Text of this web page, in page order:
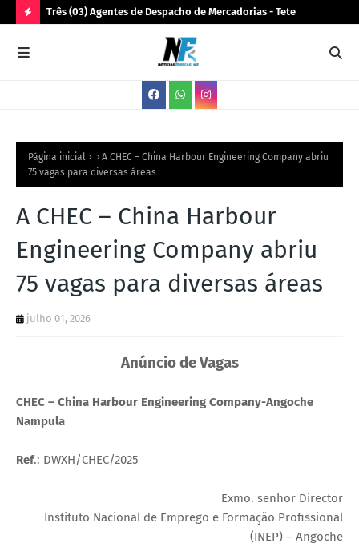
O
V
S
Três (03) Agentes de Despacho de Mercadorias - Tete
Página inicial
A CHEC – China Harbour Engineering Company abriu
75 vagas para diversas áreas
A CHEC – China Harbour
Engineering Company abriu
75 vagas para diversas áreas
julho 01, 2026
Anúncio de Vagas
‎CHEC – China Harbour Engineering Company-Angoche
Nampula
Ref.: DWXH/CHEC/2025
‎Exmo. senhor Director
‎Instituto Nacional de Emprego e Formação Profissional
(INEP) – Angoche